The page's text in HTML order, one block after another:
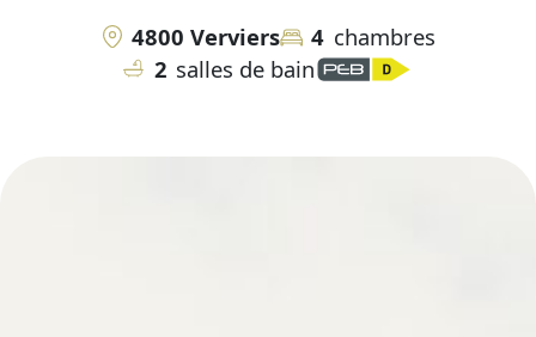
4800 Verviers 4 chambres
2 salles de bain